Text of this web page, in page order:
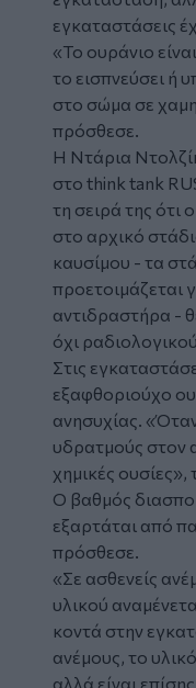
εγκαταστάσεις
«Το ουράνιο
το εισπνεύσει ή
στο σώμα σε
πρόσθεσε.
Η Ντάρια
στο think tank
τη σειρά της ότι
στο αρχικό
καυσίμου - τα
προετοιμάζεται
αντιδραστήρα -
όχι
Στις
εξαφθοριούχο
ανησυχίας.
υδρατμούς στον
χημικές ουσίες»,
Ο βαθμός
εξαρτάται από
πρόσθεσε.
«Σε ασθενείς
υλικού
κοντά στην
ανέμους, το
αλλά είναι